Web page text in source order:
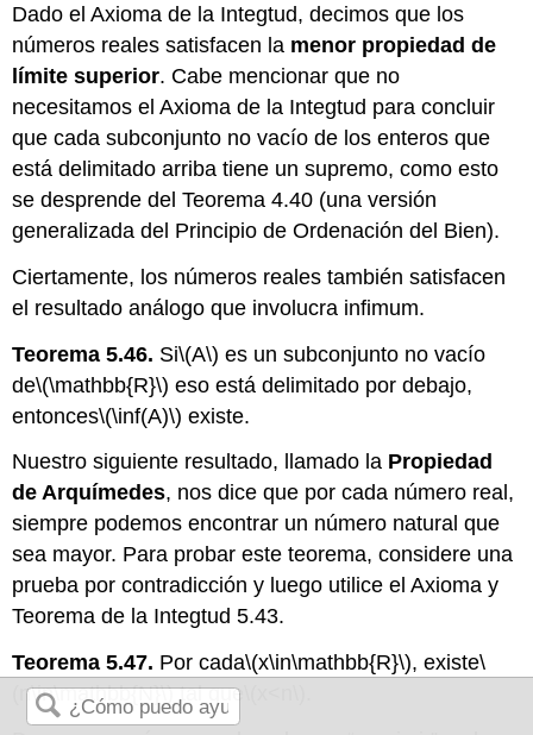
Dado el Axioma de la Integtud, decimos que los
números reales satisfacen la menor propiedad de
límite superior. Cabe mencionar que no
necesitamos el Axioma de la Integtud para concluir
que cada subconjunto no vacío de los enteros que
está delimitado arriba tiene un supremo, como esto
se desprende del Teorema 4.40 (una versión
generalizada del Principio de Ordenación del Bien).
Ciertamente, los números reales también satisfacen
el resultado análogo que involucra infimum.
Teorema 5.46. Si\(A\) es un subconjunto no vacío
de\(\mathbb{R}\) eso está delimitado por debajo,
entonces\(\inf(A)\) existe.
Nuestro siguiente resultado, llamado la Propiedad
de Arquímedes, nos dice que por cada número real,
siempre podemos encontrar un número natural que
sea mayor. Para probar este teorema, considere una
prueba por contradicción y luego utilice el Axioma y
Teorema de la Integtud 5.43.
Teorema 5.47. Por cada\(x\in\mathbb{R}\), existe\
(n\in\mathbb{N}\)tal que